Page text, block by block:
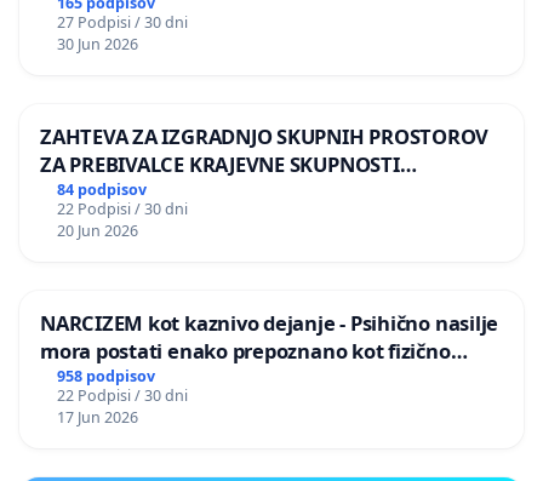
27 Podpisi / 30 dni
30 Jun 2026
ZAHTEVA ZA IZGRADNJO SKUPNIH PROSTOROV
ZA PREBIVALCE KRAJEVNE SKUPNOSTI
PRESTRANEK
84 podpisov
22 Podpisi / 30 dni
20 Jun 2026
NARCIZEM kot kaznivo dejanje - Psihično nasilje
mora postati enako prepoznano kot fizično
nasilje
958 podpisov
22 Podpisi / 30 dni
17 Jun 2026